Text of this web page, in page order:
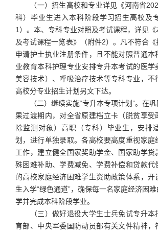
（一）招生高校和专业详见《河南省
科）毕业生进入本科阶段学习招生高校及
1）。本、专科专业对照及考试课程，详见
及考试课程一览表》（附件2）。凡不符合
申请护士执业注册条件，且不能对照普通本
业教育本科护理专业安排专升本考试的医学
美容技术）、呼吸治疗技术等专科专业，不
高校分专业招生计划另文下达。
（二）继续实施“专升本专项计划”。在巩
果过渡期内，对全省原建档立卡（脱贫享受
除监测对象）高职（专科）毕业生，安排
划，进行单独录取。各高校要高度重视家庭
工作，建立健全国家奖助学金、国家助学贷
殊困难补助、学费减免、学费补偿和贷款代
的高校家庭经济困难学生资助政策体系，开
生入学“绿色通道”，确保每一名家庭经济困
学并完成本科阶段学业。
（三）做好退役大学生士兵免试专升本
育部、中央军委国防动员部有关文件精神，